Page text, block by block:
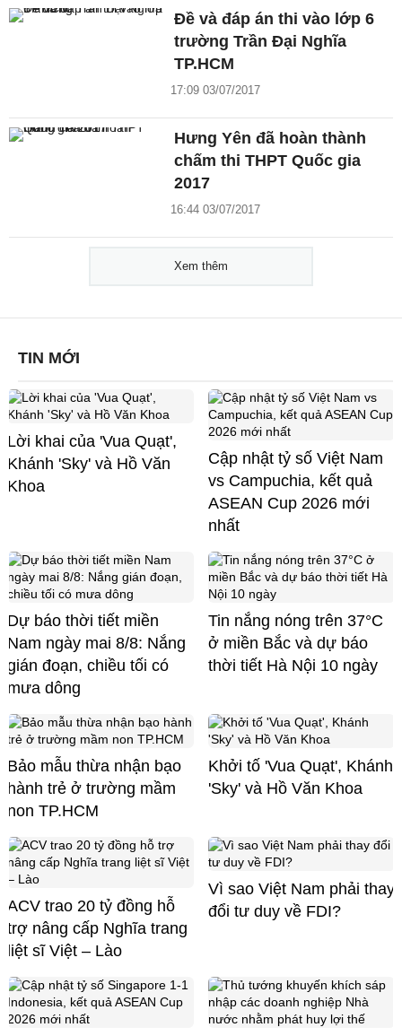
Đề và đáp án thi vào lớp 6
trường Trần Đại Nghĩa
TP.HCM
17:09 03/07/2017
Hưng Yên đã hoàn thành
chấm thi THPT Quốc gia
2017
16:44 03/07/2017
Xem thêm
TIN MỚI
Lời khai của 'Vua Quạt',
Khánh 'Sky' và Hồ Văn
Khoa
Cập nhật tỷ số Việt Nam
vs Campuchia, kết quả
ASEAN Cup 2026 mới
nhất
Dự báo thời tiết miền
Nam ngày mai 8/8: Nắng
gián đoạn, chiều tối có
mưa dông
Tin nắng nóng trên 37°C
ở miền Bắc và dự báo
thời tiết Hà Nội 10 ngày
Bảo mẫu thừa nhận bạo
hành trẻ ở trường mầm
non TP.HCM
Khởi tố 'Vua Quạt', Khánh
'Sky' và Hồ Văn Khoa
ACV trao 20 tỷ đồng hỗ
trợ nâng cấp Nghĩa trang
liệt sĩ Việt – Lào
Vì sao Việt Nam phải thay
đổi tư duy về FDI?